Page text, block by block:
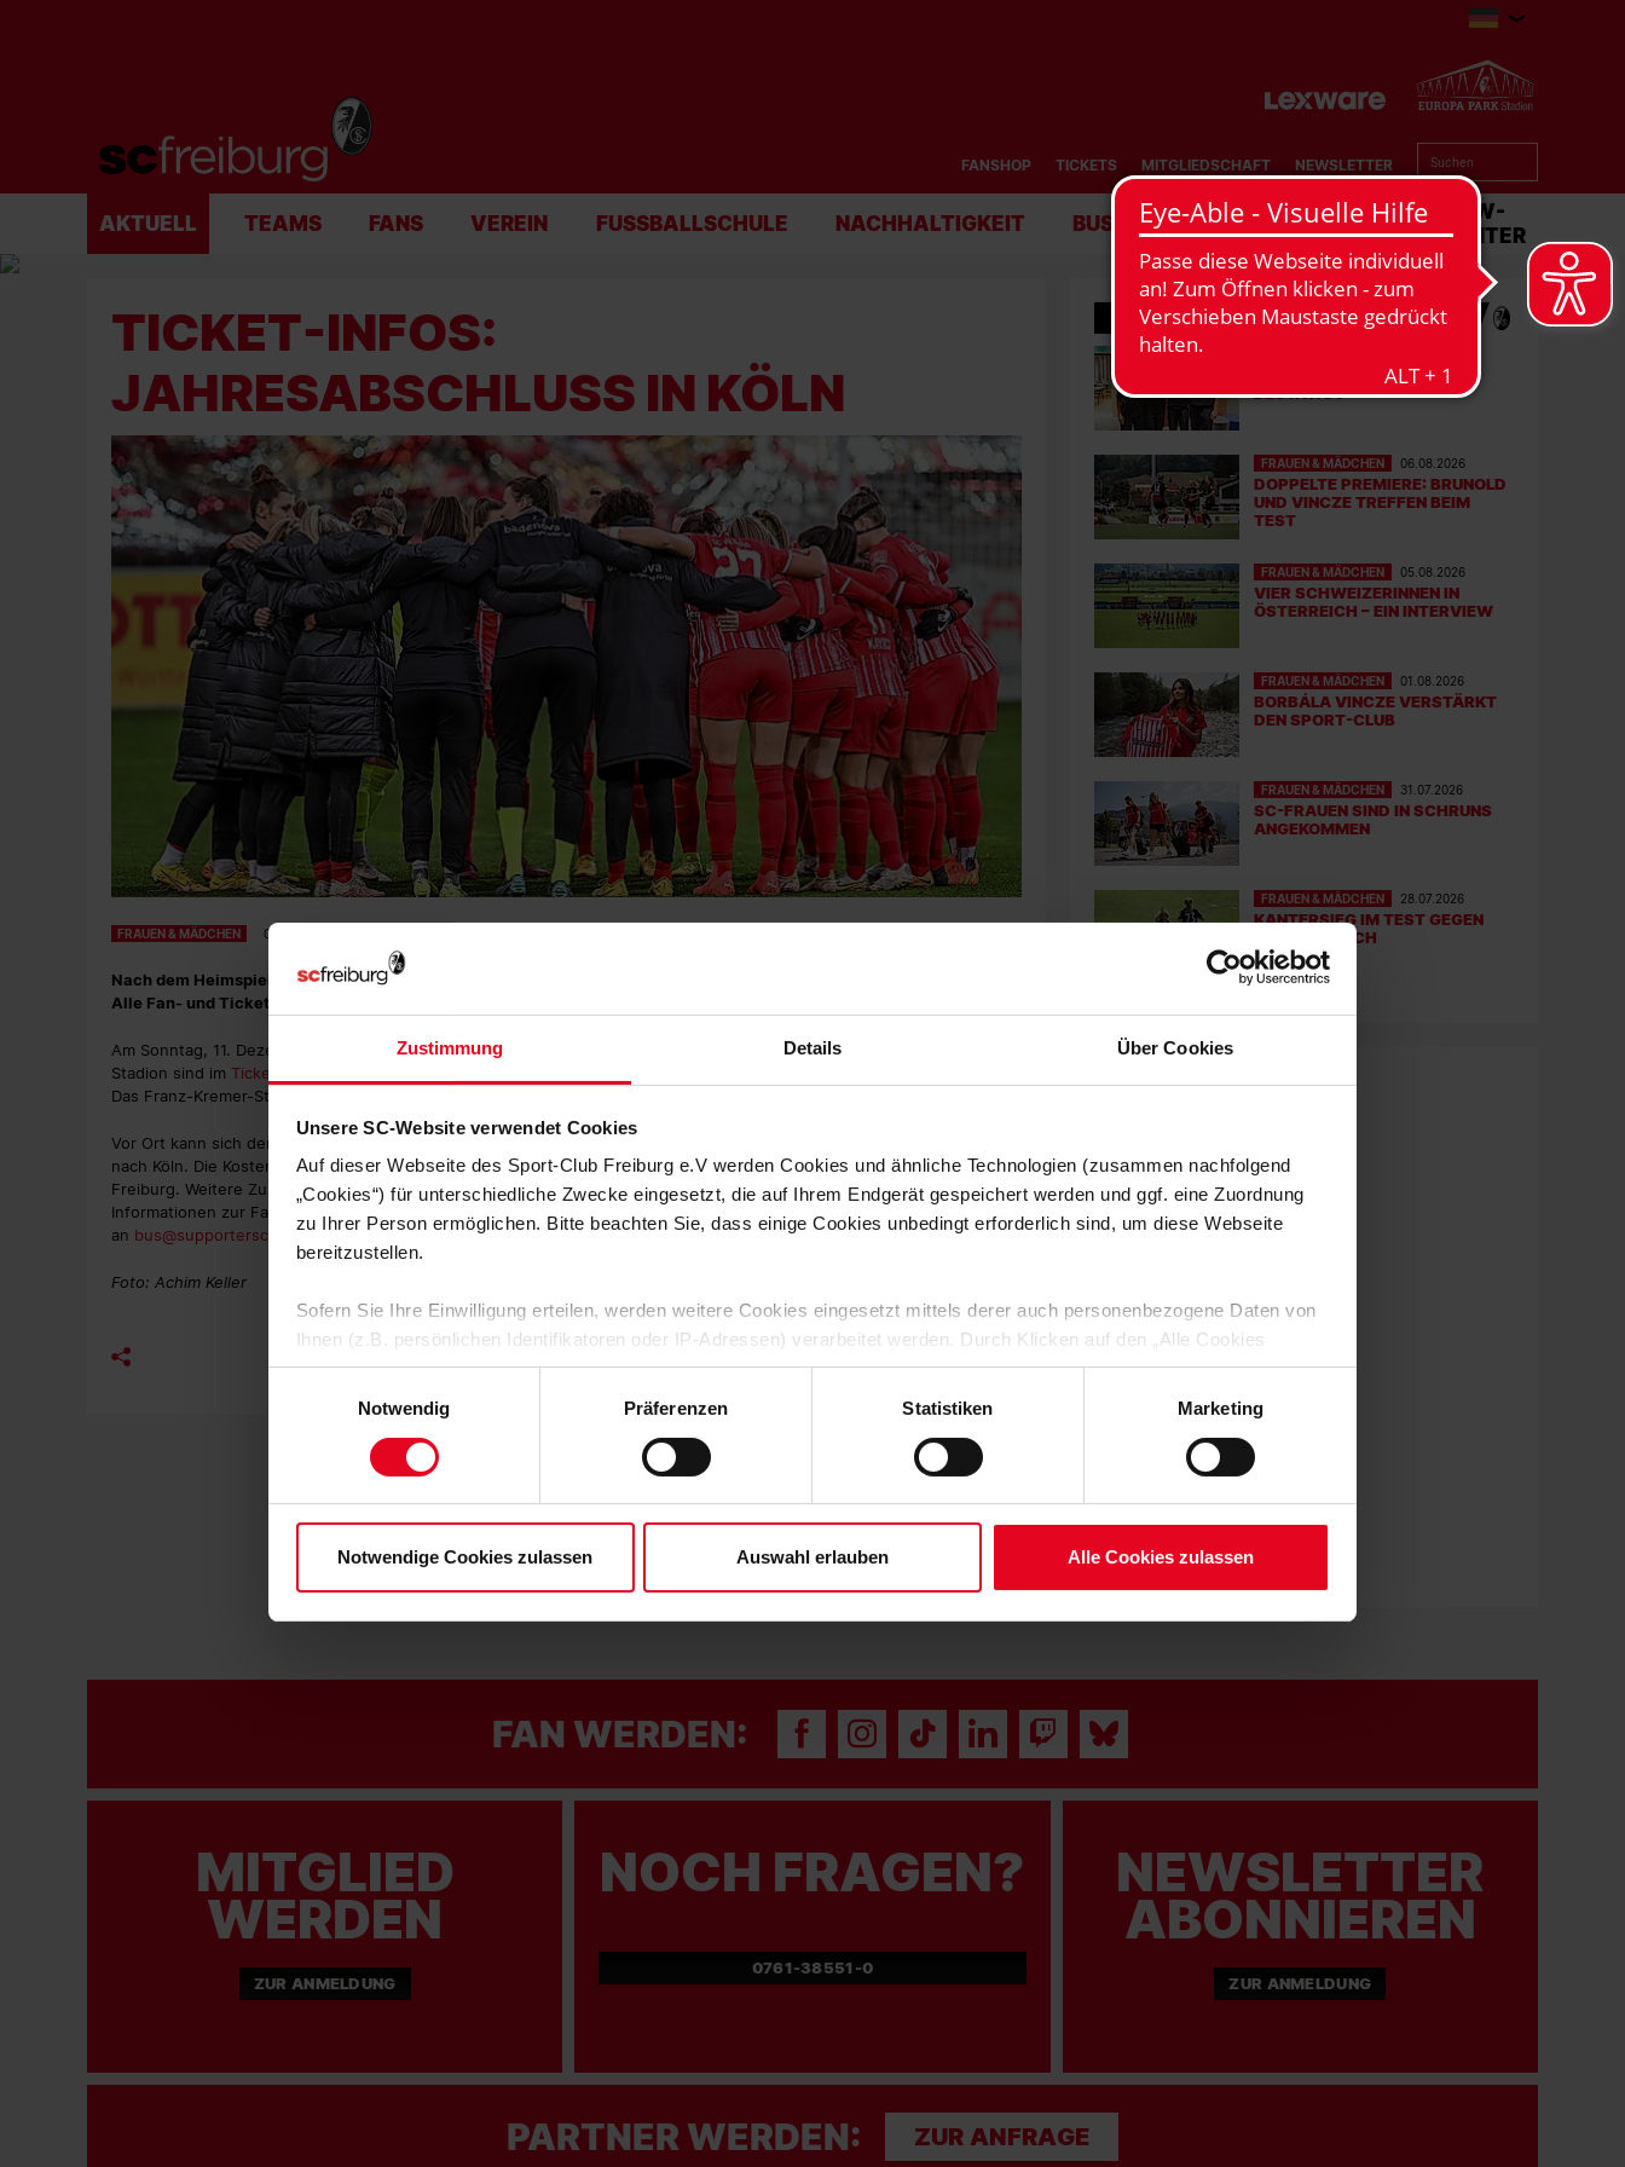
Zustimmung Details Über Cookies
Unsere SC-Website verwendet Cookies
Auf dieser Webseite des Sport-Club Freiburg e.V werden Cookies und ähnliche Technologien (zusammen nachfolgend
„Cookies“) für unterschiedliche Zwecke eingesetzt, die auf Ihrem Endgerät gespeichert werden und ggf. eine Zuordnung
zu Ihrer Person ermöglichen. Bitte beachten Sie, dass einige Cookies unbedingt erforderlich sind, um diese Webseite
bereitzustellen.
Sofern Sie Ihre Einwilligung erteilen, werden weitere Cookies eingesetzt mittels derer auch personenbezogene Daten von
Ihnen (z.B. persönlichen Identifikatoren oder IP-Adressen) verarbeitet werden. Durch Klicken auf den „Alle Cookies
zulassen“-Button stimmen Sie der Speicherung aller aufgeführten Cookies und der entsprechenden Verarbeitung Ihrer
personenbezogenen Daten für die unten jeweils angegebene Zwecke gem. § 25 Abs. 1 TDDDG, Art. 6 Abs. 1 lit. a DSGVO
Soweit Sie „Notwendige Cookies“ auswählen, werden nur unbedingt erforderliche Cookies eingesetzt. Ihre etwaig erteilten
Notwendig
Präferenzen Statistiken Marketing
Notwendige Cookies zulassen Auswahl erlauben Alle Cookies zulassen
FANSHOP TICKETS MITGLIEDSCHAFT NEWSLETTER
AKTUELL TEAMS FANS VEREIN FUSSBALLSCHULE NACHHALTIGKEIT BUSINESS STADION MATCHCENTER
TICKET-INFOS:
JAHRESABSCHLUSS IN KÖLN
FRAUEN & MÄDCHEN 05.12.2022
Nach dem Heimspiel-Abschluss gegen Duisburg, geht es für die SC-Frauen zum Jahresabschluss beim 1. FC Köln.
Alle Fan- und Ticket-Infos für die Partie in Köln im Überblick.
Am Sonntag, 11. Dezember, spielen die SC-Frauen um 13 Uhr beim 1. FC Köln. Tickets für die Partie im Franz-Kremer-
Stadion sind im Ticket-Onlineshop
Das Franz-Kremer-Stadion öffnet 90 Minuten vor Anstoß.
Vor Ort kann sich der Sport-Club auf Unterstützung freuen: Die Supporters Crew Freiburg organisiert einen Fan-Bus
nach Köln. Die Kosten belaufen sich auf 40 Euro pro Person. Der Bus startet um 5:00 Uhr an der Kronenbrücke in
Freiburg. Weitere Zustiege sind in der Paduaallee Freiburg, in Herbolzheim und in Offenburg möglich. Alle
Informationen zur Fan-Fahrt gibt's über die Supporters Crew, Anmeldungen sind mit Angabe des Einstiegsorts via Mail
an bus@supporterscrew.orgmöglich.
Foto: Achim Keller
MEHR NEWS
LISA KARL ALS KAPITÄNIN
BESTÄTIGT
FRAUEN & MÄDCHEN 06.08.2026
DOPPELTE PREMIERE: BRUNOLD
UND VINCZE TREFFEN BEIM
TEST
FRAUEN & MÄDCHEN 05.08.2026
VIER SCHWEIZERINNEN IN
ÖSTERREICH – EIN INTERVIEW
FRAUEN & MÄDCHEN 01.08.2026
BORBÁLA VINCZE VERSTÄRKT
DEN SPORT-CLUB
FRAUEN & MÄDCHEN 31.07.2026
SC-FRAUEN SIND IN SCHRUNS
ANGEKOMMEN
FRAUEN & MÄDCHEN 28.07.2026
KANTERSIEG IM TEST GEGEN
DEN FC ZÜRICH
FAN WERDEN:
MITGLIED
WERDEN
ZUR ANMELDUNG
NOCH FRAGEN?
0761-38551-0
NEWSLETTER
ABONNIEREN
ZUR ANMELDUNG
PARTNER WERDEN: ZUR ANFRAGE